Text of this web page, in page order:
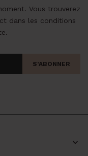
Vous trouverez
dans les conditions
S’ABONNER
